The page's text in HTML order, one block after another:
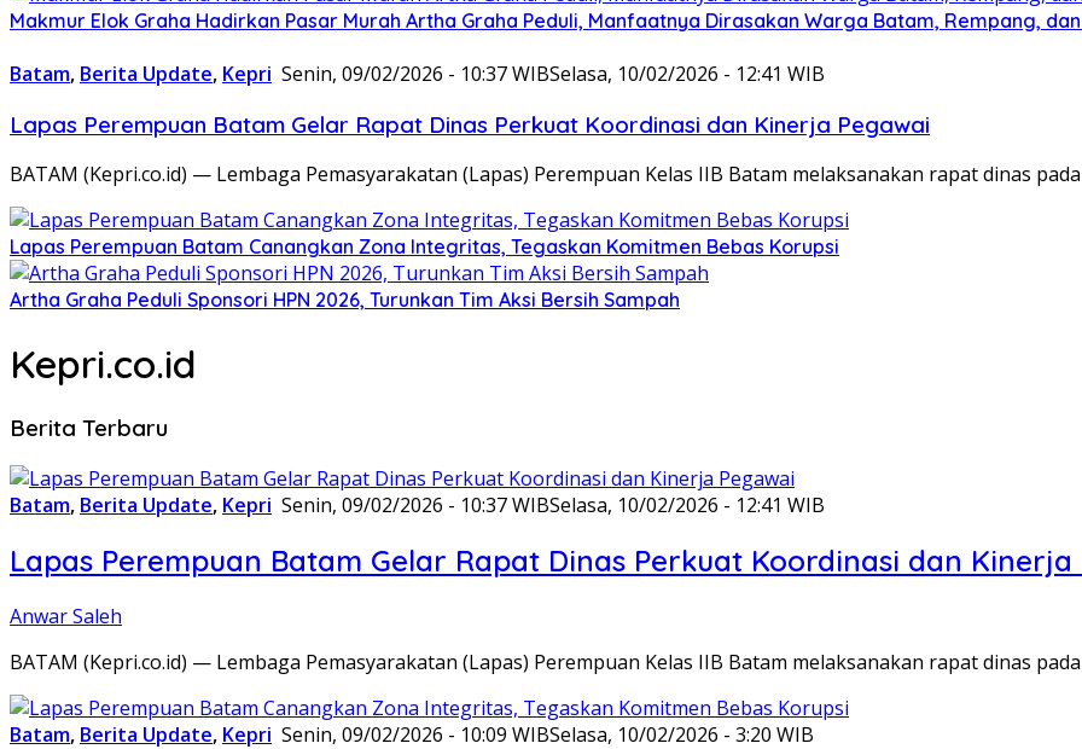
Makmur Elok Graha Hadirkan Pasar Murah Artha Graha Peduli, Manfaatnya Dirasakan Warga Batam, Rempang,
Batam, Berita Update, Kepri Senin, 09/02/2026 - 10:37 WIBSelasa, 10/02/2026 - 12:41 WIB
Lapas Perempuan Batam Gelar Rapat Dinas Perkuat Koordinasi dan Kinerja Pegawai
BATAM (Kepri.co.id) — Lembaga Pemasyarakatan (Lapas) Perempuan Kelas IIB Batam melaksanakan rapat dinas
Lapas Perempuan Batam Canangkan Zona Integritas, Tegaskan Komitmen Bebas Korupsi
Artha Graha Peduli Sponsori HPN 2026, Turunkan Tim Aksi Bersih Sampah
Kepri.co.id
Berita Terbaru
Batam, Berita Update, Kepri Senin, 09/02/2026 - 10:37 WIBSelasa, 10/02/2026 - 12:41 WIB
Lapas Perempuan Batam Gelar Rapat Dinas Perkuat Koordinasi dan Kinerja
Anwar Saleh
BATAM (Kepri.co.id) — Lembaga Pemasyarakatan (Lapas) Perempuan Kelas IIB Batam melaksanakan rapat dinas
Batam, Berita Update, Kepri Senin, 09/02/2026 - 10:09 WIBSelasa, 10/02/2026 - 3:20 WIB